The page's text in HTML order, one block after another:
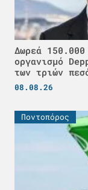
Δωρεά
οργανισμό
των τριών
08.08.26
Ποντοπόρος